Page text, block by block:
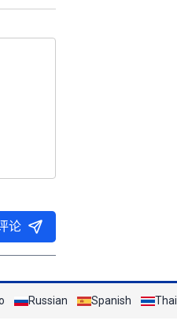
论
Russian Spanish Thai